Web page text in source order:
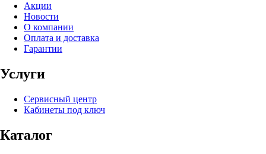
Акции
Новости
О компании
Оплата и доставка
Гарантии
Услуги
Сервисный центр
Кабинеты под ключ
Каталог